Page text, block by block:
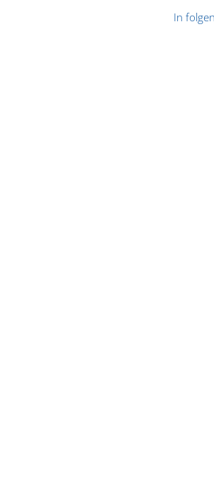
In